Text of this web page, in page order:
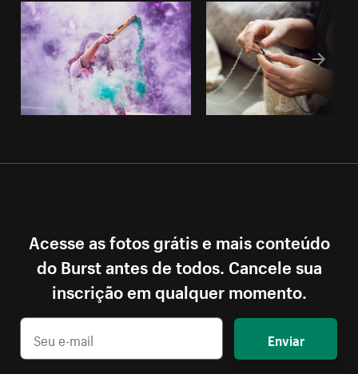
Acesse as fotos grátis e mais conteúdo
do Burst antes de todos. Cancele sua
inscrição em qualquer momento.
Enviar